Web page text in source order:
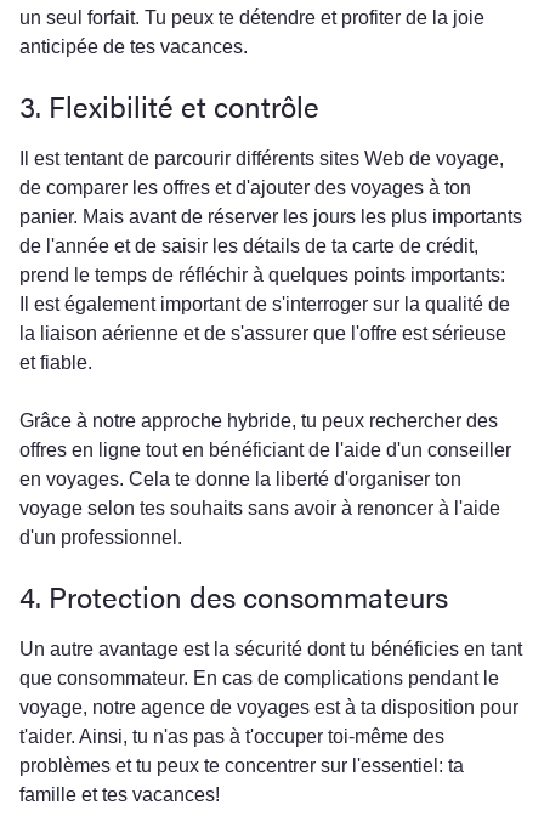
un seul forfait. Tu peux te détendre et profiter de la joie
anticipée de tes vacances.
3. Flexibilité et contrôle
Il est tentant de parcourir différents sites Web de voyage,
de comparer les offres et d'ajouter des voyages à ton
panier. Mais avant de réserver les jours les plus importants
de l'année et de saisir les détails de ta carte de crédit,
prend le temps de réfléchir à quelques points importants:
Il est également important de s'interroger sur la qualité de
la liaison aérienne et de s'assurer que l'offre est sérieuse
et fiable.
Grâce à notre approche hybride, tu peux rechercher des
offres en ligne tout en bénéficiant de l'aide d'un conseiller
en voyages. Cela te donne la liberté d'organiser ton
voyage selon tes souhaits sans avoir à renoncer à l'aide
d'un professionnel.
4. Protection des consommateurs
Un autre avantage est la sécurité dont tu bénéficies en tant
que consommateur. En cas de complications pendant le
voyage, notre agence de voyages est à ta disposition pour
t'aider. Ainsi, tu n'as pas à t'occuper toi-même des
problèmes et tu peux te concentrer sur l'essentiel: ta
famille et tes vacances!